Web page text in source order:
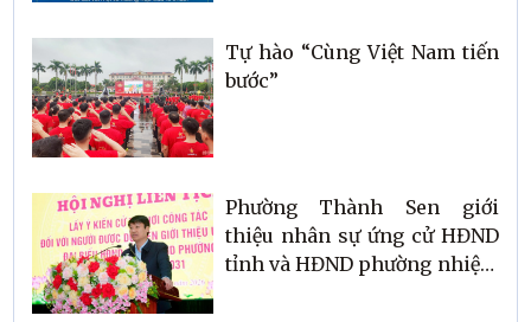
Tự hào “Cùng Việt Nam tiến
bước”
Phường Thành Sen giới
thiệu nhân sự ứng cử HĐND
tỉnh và HĐND phường nhiệm